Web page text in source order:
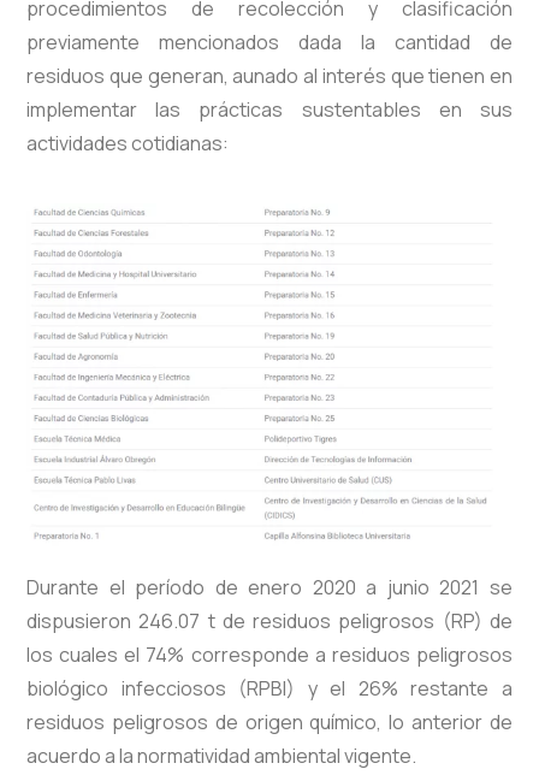
procedimientos de recolección y clasificación
previamente mencionados dada la cantidad de
residuos que generan, aunado al interés que tienen en
implementar las prácticas sustentables en sus
actividades cotidianas:
Durante el período de enero 2020 a junio 2021 se
dispusieron 246.07 t de residuos peligrosos (RP) de
los cuales el 74% corresponde a residuos peligrosos
biológico infecciosos (RPBI) y el 26% restante a
residuos peligrosos de origen químico, lo anterior de
acuerdo a la normatividad ambiental vigente.